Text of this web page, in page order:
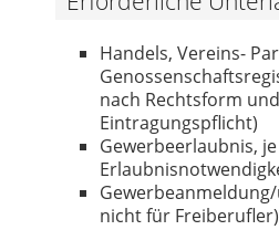
Handels, Vereins-
nach Rechtsform und
Eintragungspflicht)
Gewerbeerlaubnis,
nicht für Freiberufler)